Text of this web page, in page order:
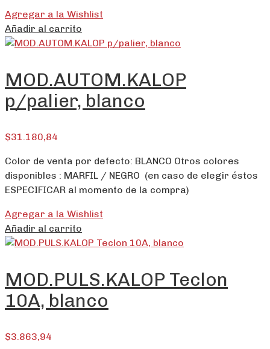
Agregar a la Wishlist
Añadir al carrito
MOD.AUTOM.KALOP
p/palier, blanco
$31.180,84
Color de venta por defecto: BLANCO Otros colores
disponibles : MARFIL / NEGRO (en caso de elegir éstos
ESPECIFICAR al momento de la compra)
Agregar a la Wishlist
Añadir al carrito
MOD.PULS.KALOP Teclon
10A, blanco
$3.863,94